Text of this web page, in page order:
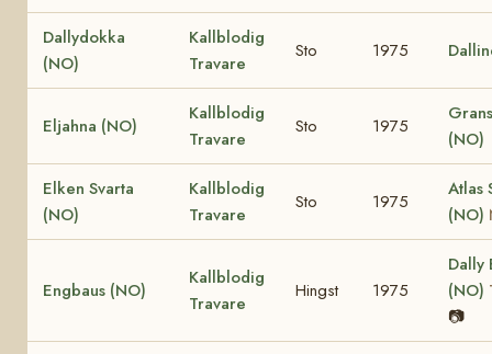
Dallydokka
(NO)
Kallblodig
Travare
Sto 1975
Eljahna (NO)
Kallblodig
Travare
Sto 1975
(NO)
Elken Svarta
(NO)
Kallblodig
Travare
Sto 1975
Atlas
(NO)
Engbaus (NO)
Kallblodig
Travare
Hingst 1975
Dally
(NO)
📷